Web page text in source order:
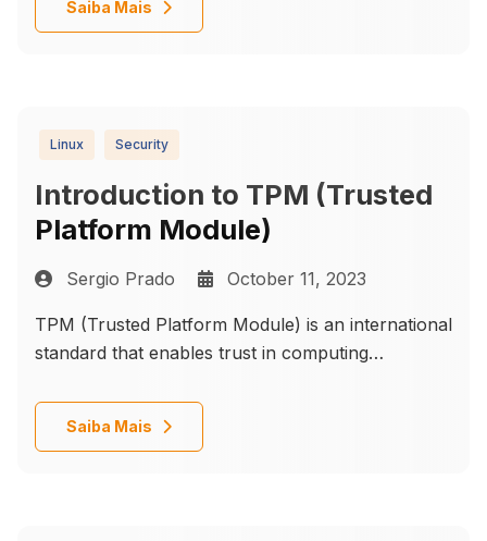
Saiba Mais Details
Linux Security
Introduction to TPM (Trusted
Platform Module)
Sergio Prado October 11, 2023
TPM (Trusted Platform Module) is an international
standard that enables trust in computing
related features for computer systems, including
hashing, encryption, signing, random number
Saiba Mais Details